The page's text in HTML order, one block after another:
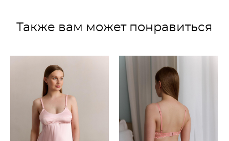
Также вам может понравиться